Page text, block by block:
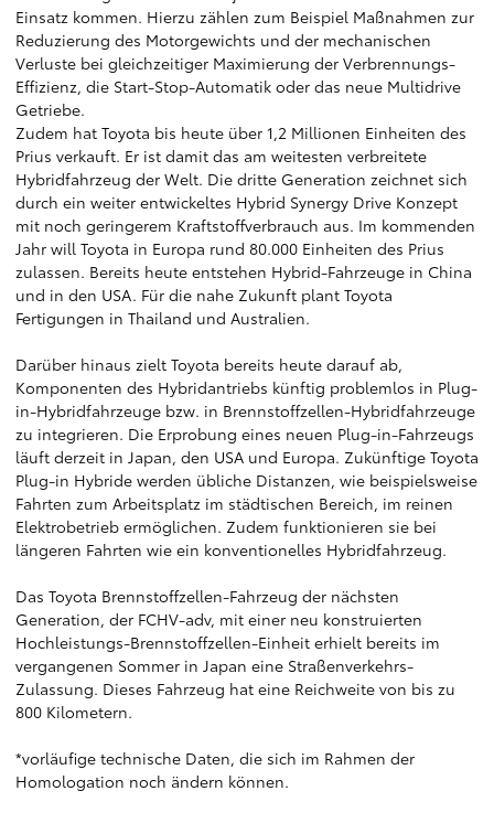
Einsatz kommen. Hierzu zählen zum Beispiel Maßnahmen zur
Reduzierung des Motorgewichts und der mechanischen
Verluste bei gleichzeitiger Maximierung der Verbrennungs-
Effizienz, die Start-Stop-Automatik oder das neue Multidrive
Getriebe.
Zudem hat Toyota bis heute über 1,2 Millionen Einheiten des
Prius verkauft. Er ist damit das am weitesten verbreitete
Hybridfahrzeug der Welt. Die dritte Generation zeichnet sich
durch ein weiter entwickeltes Hybrid Synergy Drive Konzept
mit noch geringerem Kraftstoffverbrauch aus. Im kommenden
Jahr will Toyota in Europa rund 80.000 Einheiten des Prius
zulassen. Bereits heute entstehen Hybrid-Fahrzeuge in China
und in den USA. Für die nahe Zukunft plant Toyota
Fertigungen in Thailand und Australien.
Darüber hinaus zielt Toyota bereits heute darauf ab,
Komponenten des Hybridantriebs künftig problemlos in Plug-
in-Hybridfahrzeuge bzw. in Brennstoffzellen-Hybridfahrzeuge
zu integrieren. Die Erprobung eines neuen Plug-in-Fahrzeugs
läuft derzeit in Japan, den USA und Europa. Zukünftige Toyota
Plug-in Hybride werden übliche Distanzen, wie beispielsweise
Fahrten zum Arbeitsplatz im städtischen Bereich, im reinen
Elektrobetrieb ermöglichen. Zudem funktionieren sie bei
längeren Fahrten wie ein konventionelles Hybridfahrzeug.
Das Toyota Brennstoffzellen-Fahrzeug der nächsten
Generation, der FCHV-adv, mit einer neu konstruierten
Hochleistungs-Brennstoffzellen-Einheit erhielt bereits im
vergangenen Sommer in Japan eine Straßenverkehrs-
Zulassung. Dieses Fahrzeug hat eine Reichweite von bis zu
800 Kilometern.
*vorläufige technische Daten, die sich im Rahmen der
Homologation noch ändern können.